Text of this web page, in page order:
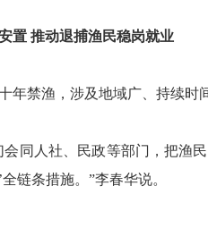
置 推动退捕渔民稳岗就业
年禁渔，涉及地域广、持续时
会同人社、民政等部门，把渔
全链条措施。”李春华说。